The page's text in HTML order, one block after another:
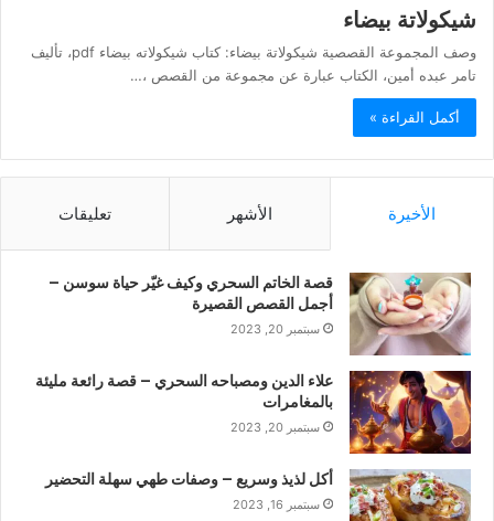
شيكولاتة بيضاء
وصف المجموعة القصصية شيكولاتة بيضاء: كتاب شيكولاته بيضاء pdf، تأليف
تامر عبده أمين، الكتاب عبارة عن مجموعة من القصص ،…
أكمل القراءة »
الأخيرة الأشهر تعليقات
قصة الخاتم السحري وكيف غيّر حياة سوسن –
أجمل القصص القصيرة
سبتمبر 20, 2023
علاء الدين ومصباحه السحري – قصة رائعة مليئة
بالمغامرات
سبتمبر 20, 2023
أكل لذيذ وسريع – وصفات طهي سهلة التحضير
سبتمبر 16, 2023